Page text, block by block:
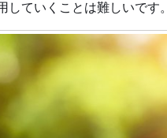
していくことは難しいです。